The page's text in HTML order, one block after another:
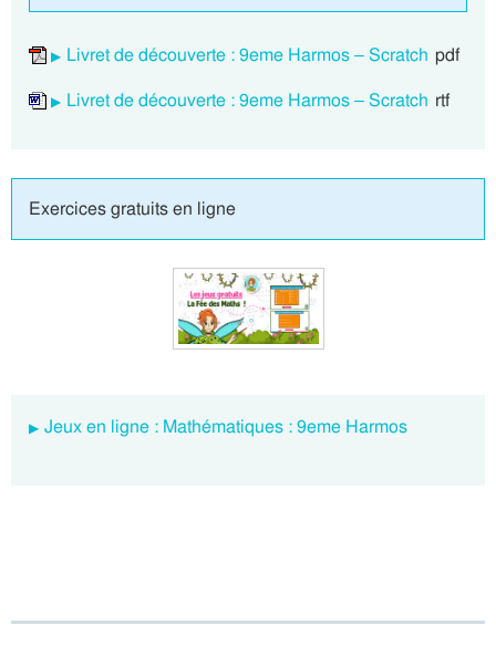
Livret de découverte : 9eme Harmos – Scratch pdf
Livret de découverte : 9eme Harmos – Scratch rtf
Exercices gratuits en ligne
Jeux en ligne : Mathématiques : 9eme Harmos